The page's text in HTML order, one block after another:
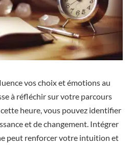
vos choix et émotions au
à réfléchir sur votre parcours
heure, vous pouvez identifier
et de changement. Intégrer
peut renforcer votre intuition et